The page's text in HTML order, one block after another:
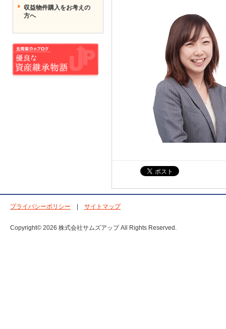
収益物件購入をお考えの
方へ
プライバシーポリシー | サイトマップ
Copyright© 2026 株式会社サムズアップ All Rights Reserved.